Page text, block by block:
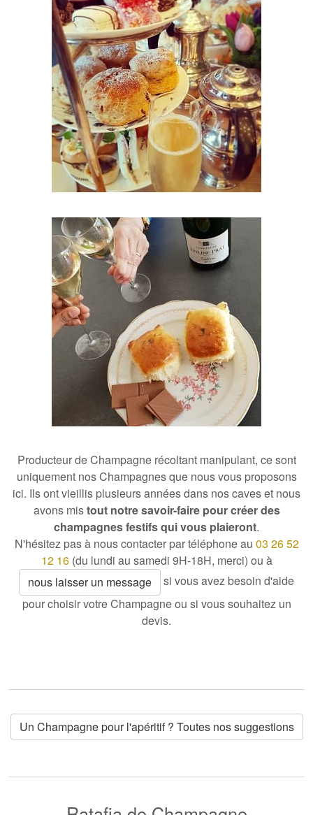
Producteur de Champagne récoltant manipulant, ce sont
uniquement nos Champagnes que nous vous proposons
ici. Ils ont vieillis plusieurs annéesdans nos caveset nous
avons mistout notre savoir-faire pour créer des
champagnes festifs qui vous plaieront.
N'hésitez pas à nous contacter par téléphone au 03 26 52
12 16(du lundi au samedi 9H-18H, merci) ou à
nous laisser un message
si vous avez besoin d'aide
pour choisir votre Champagne ou si vous souhaitez un
devis.
Un Champagne pour l'apéritif ? Toutes nos suggestions